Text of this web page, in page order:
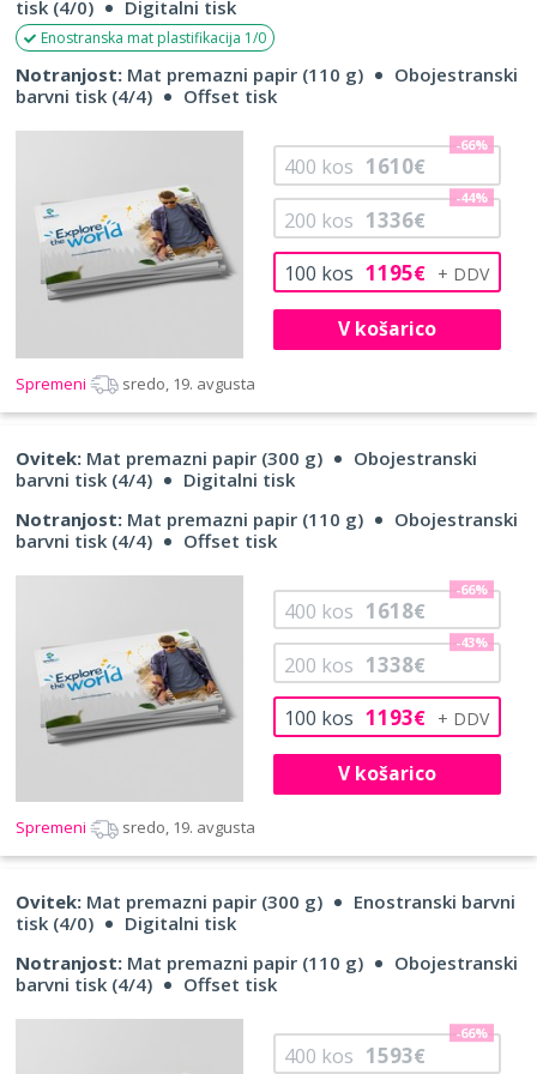
tisk (4/0) Digitalni tisk
Enostranska mat plastifikacija 1/0
Notranjost: Mat premazni papir (110 g)
Obojestranski
barvni tisk (4/4)
Offset tisk
100 kos 1195€
200 kos 1336€
-44%
400 kos 1610€
-66%
V košarico
Spremeni sredo, 19. avgusta
Ovitek: Mat premazni papir (300 g)
Obojestranski
barvni tisk (4/4)
Digitalni tisk
Notranjost: Mat premazni papir (110 g)
Obojestranski
barvni tisk (4/4)
Offset tisk
100 kos 1193€
200 kos 1338€
-43%
400 kos 1618€
-66%
V košarico
Spremeni sredo, 19. avgusta
Ovitek: Mat premazni papir (300 g)
Enostranski barvni
tisk (4/0)
Digitalni tisk
Notranjost: Mat premazni papir (110 g)
Obojestranski
barvni tisk (4/4)
Offset tisk
400 kos 1593€
-66%